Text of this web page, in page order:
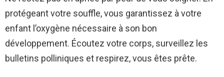
protégeant votre souffle, vous garantissez à votre
enfant l’oxygène nécessaire à son bon
développement. Écoutez votre corps, surveillez les
bulletins polliniques et respirez, vous êtes prête.